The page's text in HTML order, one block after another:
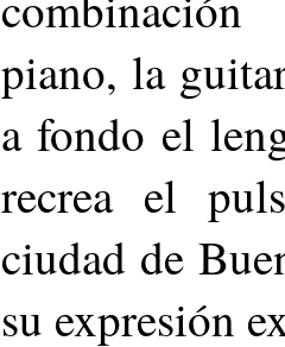
piano, la
a fondo el
recrea el
ciudad de
su expresión